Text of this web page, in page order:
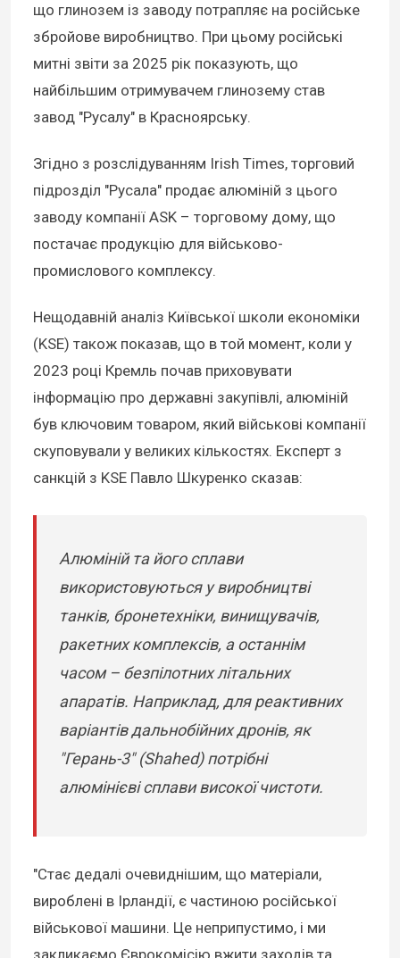
що глинозем із заводу потрапляє на російське
збройове виробництво. При цьому російські
митні звіти за 2025 рік показують, що
найбільшим отримувачем глинозему став
завод "Русалу" в Красноярську.
Згідно з розслідуванням Irish Times, торговий
підрозділ "Русала" продає алюміній з цього
заводу компанії ASK – торговому дому, що
постачає продукцію для військово-
промислового комплексу.
Нещодавній аналіз Київської школи економіки
(KSE) також показав, що в той момент, коли у
2023 році Кремль почав приховувати
інформацію про державні закупівлі, алюміній
був ключовим товаром, який військові компанії
скуповували у великих кількостях. Експерт з
санкцій з KSE Павло Шкуренко сказав:
Алюміній та його сплави
використовуються у виробництві
танків, бронетехніки, винищувачів,
ракетних комплексів, а останнім
часом – безпілотних літальних
апаратів. Наприклад, для реактивних
варіантів дальнобійних дронів, як
"Герань-3" (Shahed) потрібні
алюмінієві сплави високої чистоти.
"Стає дедалі очевиднішим, що матеріали,
вироблені в Ірландії, є частиною російської
військової машини. Це неприпустимо, і ми
закликаємо Єврокомісію вжити заходів та